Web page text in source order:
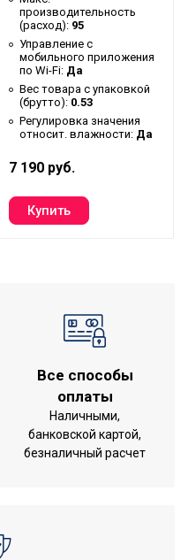
Выключатель/Таймер/
Гигростат
100
Гарантийный талон
10.3
30
Electrolux
RAINBOW
2550
производительность
(расход): 95
Управление c
мобильного приложения
по Wi-Fi: Да
Вес товара с упаковкой
(брутто): 0.53
Регулировка значения
относит. влажности: Да
7 190 руб.
Все способы
оплаты
Наличными,
банковской картой,
безналичный расчет